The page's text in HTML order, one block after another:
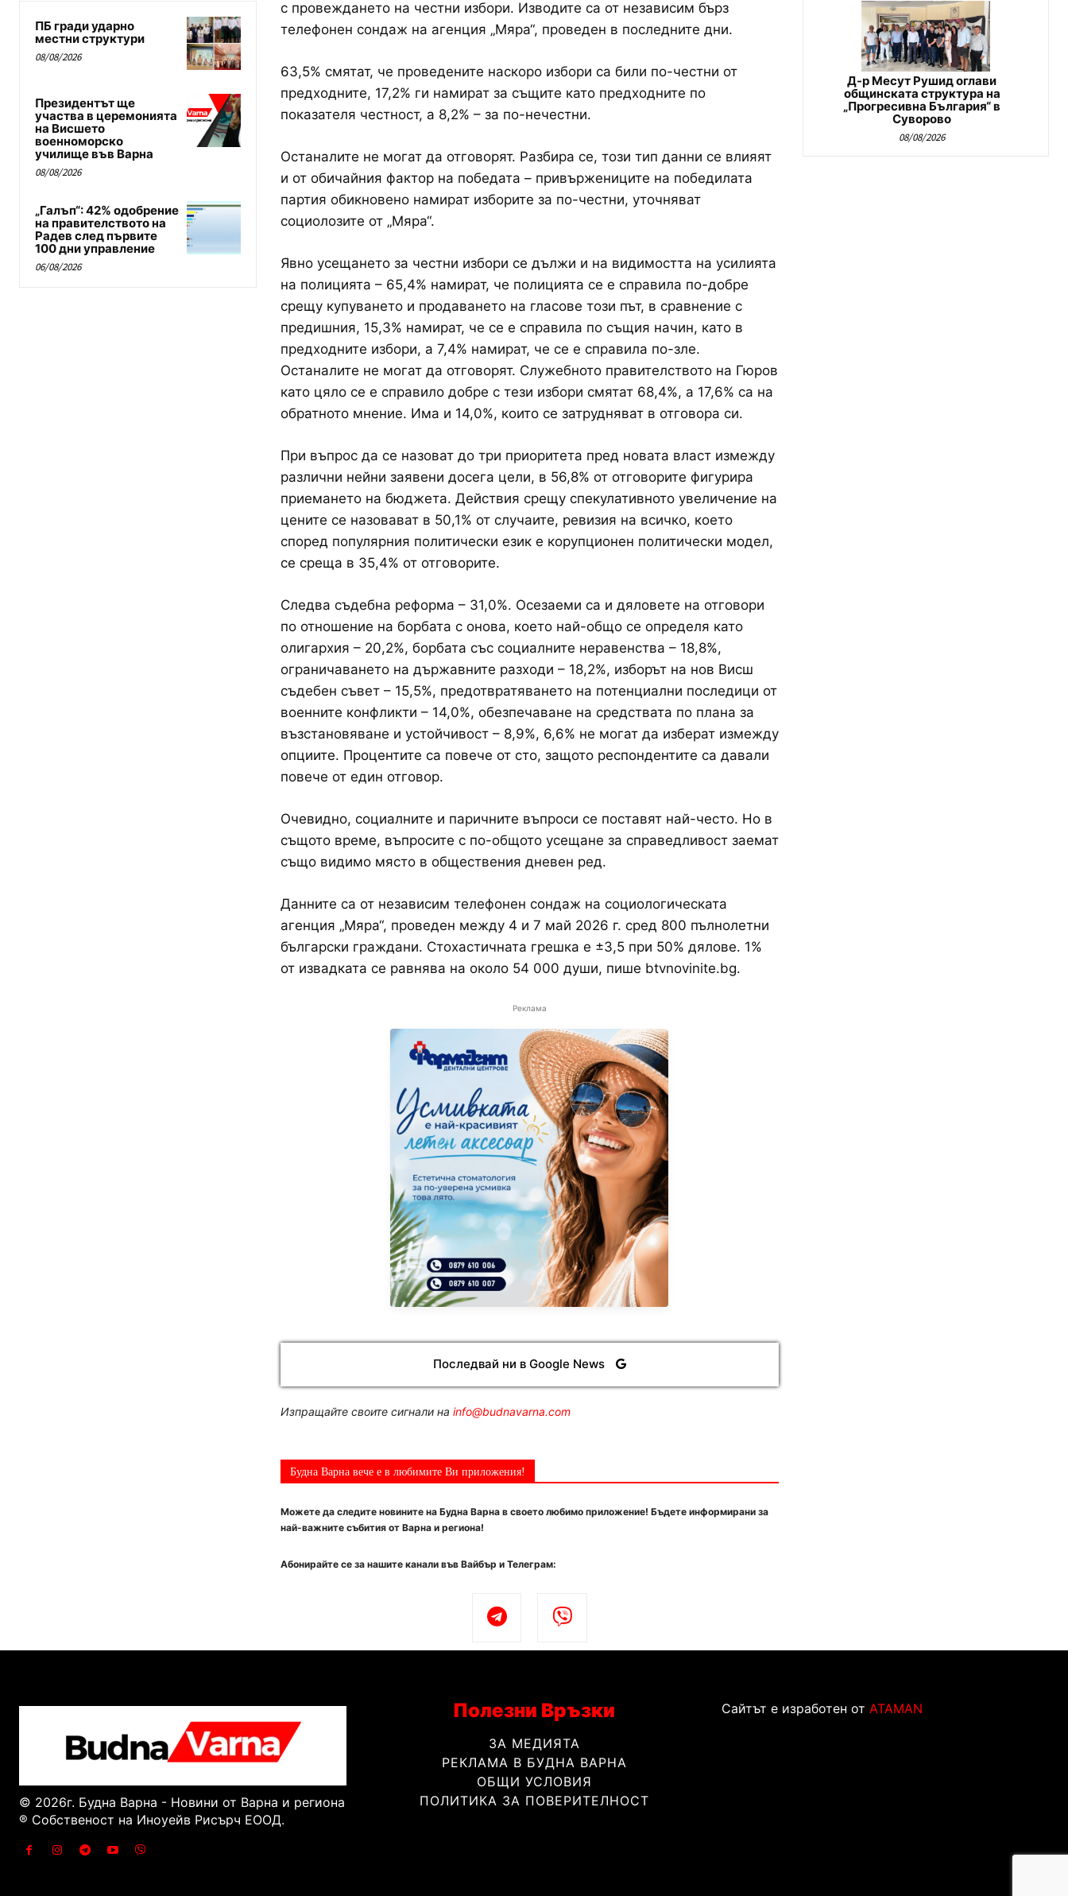
ПБ гради ударно
местни структури
08/08/2026
Президентът ще
участва в церемонията
на Висшето
военноморско
училище във Варна
08/08/2026
„Галъп“: 42% одобрение
на правителството на
Радев след първите
100 дни управление
06/08/2026
с провеждането на честни избори. Изводите са от независим бърз
телефонен сондаж на агенция „Мяра“, проведен в последните дни.
63,5% смятат, че проведените наскоро избори са били по-честни от
предходните, 17,2% ги намират за същите като предходните по
показателя честност, а 8,2% – за по-нечестни.
Останалите не могат да отговорят. Разбира се, този тип данни се влияят
и от обичайния фактор на победата – привържениците на победилата
партия обикновено намират изборите за по-честни, уточняват
социолозите от „Мяра“.
Явно усещането за честни избори се дължи и на видимостта на усилията
на полицията – 65,4% намират, че полицията се е справила по-добре
срещу купуването и продаването на гласове този път, в сравнение с
предишния, 15,3% намират, че се е справила по същия начин, като в
предходните избори, а 7,4% намират, че се е справила по-зле.
Останалите не могат да отговорят. Служебното правителството на Гюров
като цяло се е справило добре с тези избори смятат 68,4%, а 17,6% са на
обратното мнение. Има и 14,0%, които се затрудняват в отговора си.
При въпрос да се назоват до три приоритета пред новата власт измежду
различни нейни заявени досега цели, в 56,8% от отговорите фигурира
приемането на бюджета. Действия срещу спекулативното увеличение на
цените се назовават в 50,1% от случаите, ревизия на всичко, което
според популярния политически език е корупционен политически модел,
се среща в 35,4% от отговорите.
Следва съдебна реформа – 31,0%. Осезаеми са и дяловете на отговори
по отношение на борбата с онова, което най-общо се определя като
олигархия – 20,2%, борбата със социалните неравенства – 18,8%,
ограничаването на държавните разходи – 18,2%, изборът на нов Висш
съдебен съвет – 15,5%, предотвратяването на потенциални последици от
военните конфликти – 14,0%, обезпечаване на средствата по плана за
възстановяване и устойчивост – 8,9%, 6,6% не могат да изберат измежду
опциите. Процентите са повече от сто, защото респондентите са давали
повече от един отговор.
Очевидно, социалните и паричните въпроси се поставят най-често. Но в
същото време, въпросите с по-общото усещане за справедливост заемат
също видимо място в обществения дневен ред.
Данните са от независим телефонен сондаж на социологическата
агенция „Мяра“, проведен между 4 и 7 май 2026 г. сред 800 пълнолетни
български граждани. Стохастичната грешка е ±3,5 при 50% дялове. 1%
от извадката се равнява на около 54 000 души, пише btvnovinite.bg.
Реклама
Последвай ни в Google News
Изпращайте своите сигнали на info@budnavarna.com
Будна Варна вече е в любимите Ви приложения!
Можете да следите новините на Будна Варна в своето любимо приложение! Бъдете информирани за
най-важните събития от Варна и региона!
Абонирайте се за нашите канали във Вайбър и Телеграм:
Д-р Месут Рушид оглави
общинската структура на
„Прогресивна България“ в
Суворово
08/08/2026
© 2026г. Будна Варна - Новини от Варна и региона
® Собственост на Иноуейв Рисърч ЕООД.
Полезни Връзки
ЗА МЕДИЯТА
РЕКЛАМА В БУДНА ВАРНА
ОБЩИ УСЛОВИЯ
ПОЛИТИКА ЗА ПОВЕРИТЕЛНОСТ
Сайтът е изработен от ATAMAN